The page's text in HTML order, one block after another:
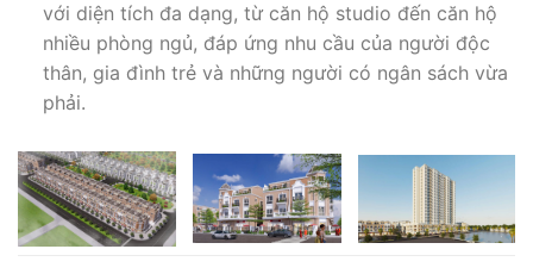
với diện tích đa dạng, từ căn hộ studio đến căn hộ
nhiều phòng ngủ, đáp ứng nhu cầu của người độc
thân, gia đình trẻ và những người có ngân sách vừa
phải.